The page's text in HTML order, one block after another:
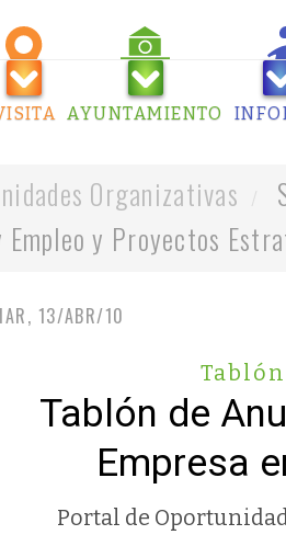
AYUNTAMIENTO
Organizativas
Empleo y Proyectos
13/ABR/10
Tablón de
Empresa
Portal de